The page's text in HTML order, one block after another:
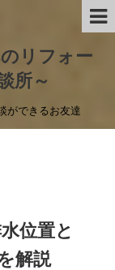
リフォー
所～
ができるお友達
位置と
解説